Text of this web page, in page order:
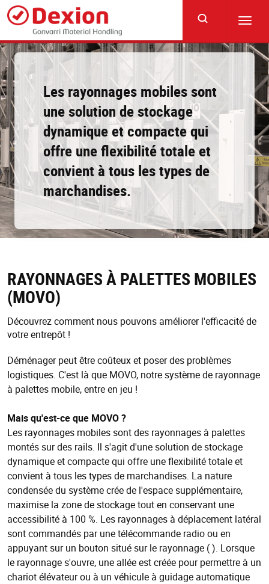
Skip
main
content
Les rayonnages mobiles sont
une solution de stockage
dynamique et compacte qui
offre une flexibilité totale et
convient à tous les types de
marchandises.
RAYONNAGES À PALETTES MOBILES
(MOVO)
Découvrez comment nous pouvons améliorer l'efficacité de
votre entrepôt !
Déménager peut être coûteux et poser des problèmes
logistiques. C'est là que MOVO, notre système de rayonnage
à palettes mobile, entre en jeu !
Mais qu'est-ce que MOVO ?
Les rayonnages mobiles sont des rayonnages à palettes
montés sur des rails. Il s'agit d'une solution de stockage
dynamique et compacte qui offre une flexibilité totale et
convient à tous les types de marchandises. La nature
condensée du système crée de l'espace supplémentaire,
maximise la zone de stockage tout en conservant une
accessibilité à 100 %. Les rayonnages à déplacement latéral
sont commandés par une télécommande radio ou en
appuyant sur un bouton situé sur le rayonnage ( ). Lorsque
le rayonnage s'ouvre, une allée est créée pour permettre à un
chariot élévateur ou à un véhicule à guidage automatique